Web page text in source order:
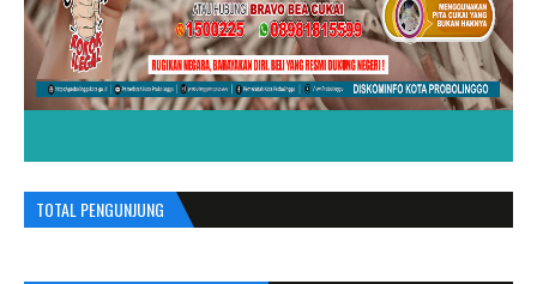
TOTAL PENGUNJUNG